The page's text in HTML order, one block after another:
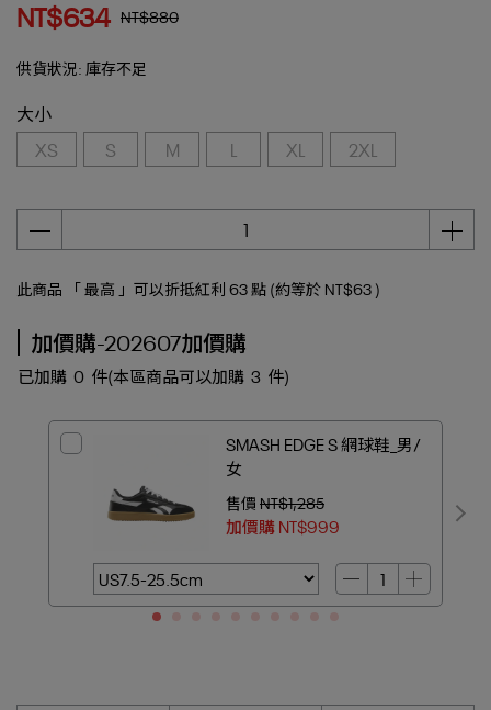
NT$634 NT$880
供貨狀況: 庫存不足
大小
XS
S M L XL 2XL
此商品 「 最高 」可以折抵紅利 63點 (約等於 NT$63 )
加價購-202607加價購
已加購 0 件(本區商品可以加購 3 件)
SMASH EDGE S 網球鞋_男/
女
售價 NT$1,285
加價購NT$999